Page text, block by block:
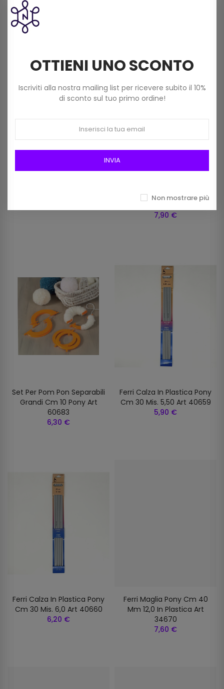
questo prodotto hanno
comprato anche:
Rovescio N.77 Autunno
7,90 €
Set Per Pom Pon Separabili
Grandi Cm 10 Pony Art
60683
6,30 €
Ferri Calza In Plastica Pony
Cm 30 Mis. 5,50 Art 40659
5,90 €
Ferri Calza In Plastica Pony
Cm 30 Mis. 6,0 Art 40660
6,20 €
Ferri Maglia Pony Cm 40
Mm 12,0 In Plastica Art
34670
7,60 €
OTTIENI UNO SCONTO
Iscriviti alla nostra mailing list per ricevere subito il 10%
di sconto sul tuo primo ordine!
INVIA
Non mostrare più